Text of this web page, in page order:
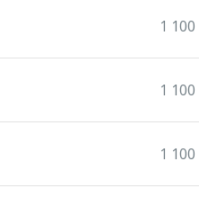
1 100
1 100
1 100